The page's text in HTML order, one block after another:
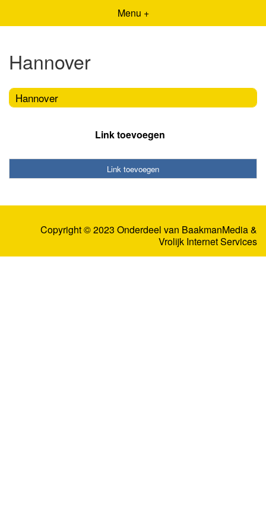
Menu +
Hannover
Hannover
Link toevoegen
Link toevoegen
Copyright © 2023 Onderdeel van BaakmanMedia&
Vrolijk Internet Services